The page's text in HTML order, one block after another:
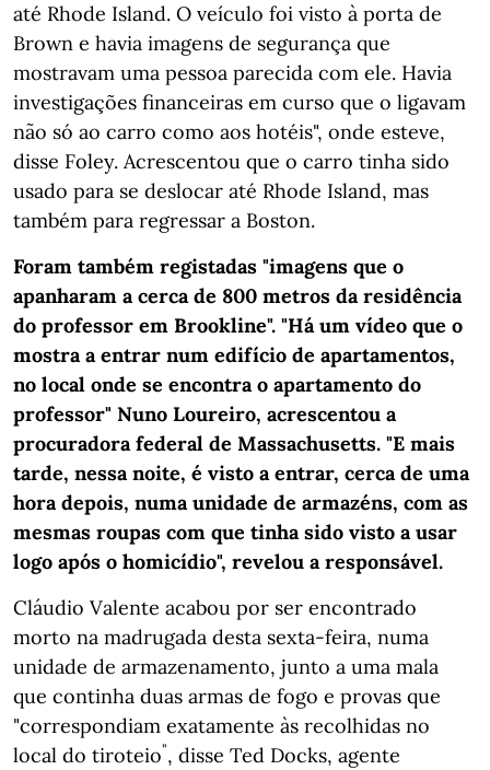
até Rhode Island. O veículo foi visto à porta de
Brown e havia imagens de segurança que
mostravam uma pessoa parecida com ele. Havia
investigações financeiras em curso que o ligavam
não só ao carro como aos hotéis", onde esteve,
disse Foley. Acrescentou que o carro tinha sido
usado para se deslocar até Rhode Island, mas
também para regressar a Boston.
Foram também registadas "imagens que o
apanharam a cerca de 800 metros da residência
do professor em Brookline". "Há um vídeo que o
mostra a entrar num edifício de apartamentos,
no local onde se encontra o apartamento do
professor" Nuno Loureiro, acrescentou a
procuradora federal de Massachusetts. "E mais
tarde, nessa noite, é visto a entrar, cerca de uma
hora depois, numa unidade de armazéns, com as
mesmas roupas com que tinha sido visto a usar
logo após o homicídio", revelou a responsável.
Cláudio Valente acabou por ser encontrado
morto na madrugada desta sexta-feira, numa
unidade de armazenamento, junto a uma mala
que continha duas armas de fogo e provas que
"correspondiam exatamente às recolhidas no
local do tiroteio", disse Ted Docks, agente